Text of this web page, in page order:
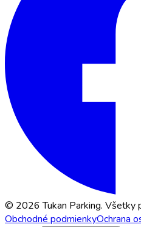
© 2026 Tukan Parking. Všetky
Obchodné podmienkyOchrana